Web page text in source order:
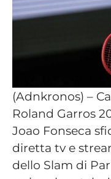
(Adnkronos) –
Roland Garros
Joao Fonseca
diretta tv e
dello Slam di